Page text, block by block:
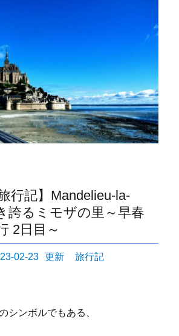
行記】Mandelieu-la-
誇るミモザの里～早春
2日目～
02-23
カ
リ
旅行記
シンボルでもある、